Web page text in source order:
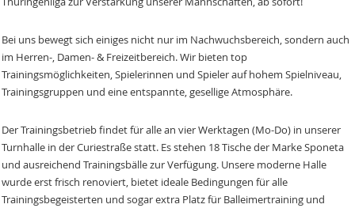
Bei uns bewegt sich einiges nicht nur im Nachwuchsbereich, sondern auch
im Herren-, Damen- & Freizeitbereich. Wir bieten top
Trainingsmöglichkeiten, Spielerinnen und Spieler auf hohem Spielniveau,
Trainingsgruppen und eine entspannte, gesellige Atmosphäre.
Der Trainingsbetrieb findet für alle an vier Werktagen (Mo-Do) in unserer
Turnhalle in der Curiestraße statt. Es stehen 18 Tische der Marke Sponeta
und ausreichend Trainingsbälle zur Verfügung. Unsere moderne Halle
wurde erst frisch renoviert, bietet ideale Bedingungen für alle
Trainingsbegeisterten und sogar extra Platz für Balleimertraining und